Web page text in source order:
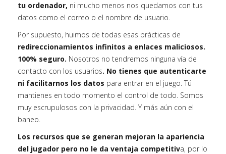
tu ordenador, ni mucho menos nos quedamos con tus
datos como el correo o el nombre de usuario.
Por supuesto, huimos de todas esas prácticas de
redireccionamientos infinitos a enlaces maliciosos.
100% seguro. Nosotros no tendremos ninguna vía de
contacto con los usuarios. No tienes que autenticarte
ni facilitarnos los datos para entrar en el juego. Tú
mantienes en todo momento el control de todo. Somos
muy escrupulosos con la privacidad. Y más aún con el
baneo.
Los recursos que se generan mejoran la apariencia
del jugador pero no le da ventaja competitiva, por lo